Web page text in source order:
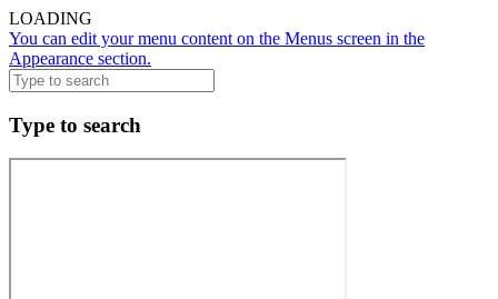
LOADING
You can edit your menu content on the Menus screen in the
Appearance section.
Type to search